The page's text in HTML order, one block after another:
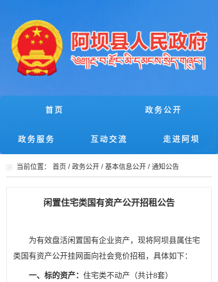
首页 政务公开
政务服务 互动交流 走进阿坝
当前位置：首页 /政务公开 /基本信息公开 /通知公告
闲置住宅类国有资产公开招租公告
为有效盘活闲置国有企业资产，现将阿坝县属住宅
类国有资产公开挂网面向社会竞价招租，具体如下：
一、标的资产：住宅类不动产（共计8套）